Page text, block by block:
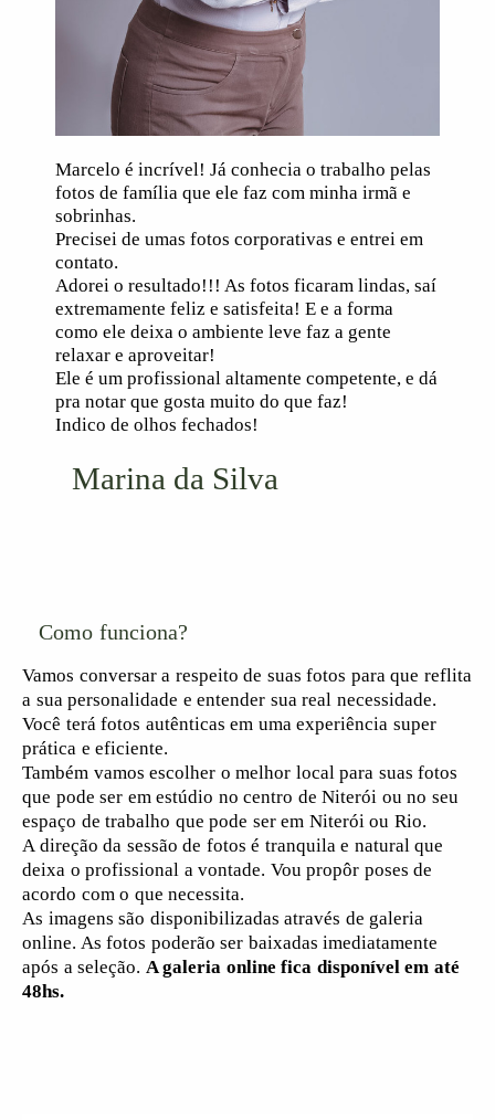
Marcelo é incrível! Já conhecia o trabalho pelas
fotos de família que ele faz com minha irmã e
sobrinhas.
Precisei de umas fotos corporativas e entrei em
contato.
Adorei o resultado!!! As fotos ficaram lindas, saí
extremamente feliz e satisfeita! E e a forma
como ele deixa o ambiente leve faz a gente
relaxar e aproveitar!
Ele é um profissional altamente competente, e dá
pra notar que gosta muito do que faz!
Indico de olhos fechados!
Marina da Silva
Como funciona?
Vamos conversar a respeito de suas fotos para que reflita
a sua personalidade e entender sua real necessidade.
Você terá fotos autênticas em uma experiência super
prática e eficiente.
Também vamos escolher o melhor local para suas fotos
que pode ser em estúdio no centro de Niterói ou no seu
espaço de trabalho que pode ser em Niterói ou Rio.
A direção da sessão de fotos é tranquila e natural que
deixa o profissional a vontade. Vou propôr poses de
acordo com o que necessita.
As imagens são disponibilizadas através de galeria
online. As fotos poderão ser baixadas imediatamente
após a seleção. A galeria online fica disponível em até
48hs.